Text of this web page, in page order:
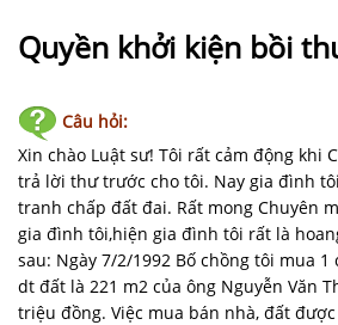
ĐẤT
BẢN
-
BIỂU
MẪU
LIÊN
HỆ
Quyền khởi kiện bồi
Câu hỏi:
Xin chào Luật sư! Tôi rất cảm động khi
trả lời thư trước cho tôi. Nay gia đình
tranh chấp đất đai. Rất mong Chuyên
gia đình tôi,hiện gia đình tôi rất là
sau: Ngày 7/2/1992 Bố chồng tôi mua 1
dt đất là 221 m2 của ông Nguyễn Văn
triệu đồng. Việc mua bán nhà, đất